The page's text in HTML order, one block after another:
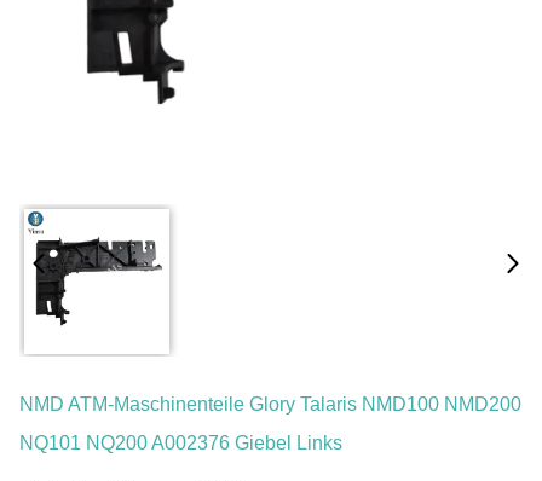
NMD ATM-Maschinenteile Glory Talaris NMD100 NMD200
NQ101 NQ200 A002376 Giebel Links